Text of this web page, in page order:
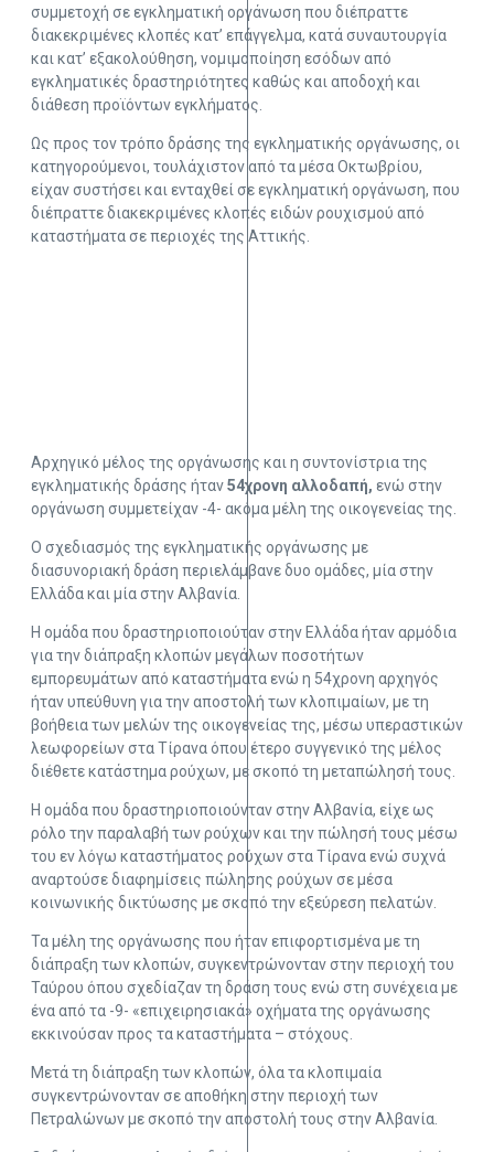
συμμετοχή σε εγκληματική οργάνωση που διέπραττε
διακεκριμένες κλοπές κατ’ επάγγελμα, κατά συναυτουργία
και κατ’ εξακολούθηση, νομιμοποίηση εσόδων από
εγκληματικές δραστηριότητες καθώς και αποδοχή και
διάθεση προϊόντων εγκλήματος.
Ως προς τον τρόπο δράσης της εγκληματικής οργάνωσης, οι
κατηγορούμενοι, τουλάχιστον από τα μέσα Οκτωβρίου,
είχαν συστήσει και ενταχθεί σε εγκληματική οργάνωση, που
διέπραττε διακεκριμένες κλοπές ειδών ρουχισμού από
καταστήματα σε περιοχές της Αττικής.
Αρχηγικό μέλος της οργάνωσης και η συντονίστρια της
εγκληματικής δράσης ήταν54χρονη αλλοδαπή, ενώ στην
οργάνωση συμμετείχαν -4- ακόμα μέλη της οικογενείας της.
Ο σχεδιασμός της εγκληματικής οργάνωσης με
διασυνοριακή δράση περιελάμβανε δυο ομάδες, μία στην
Ελλάδα και μία στην Αλβανία.
Η ομάδα που δραστηριοποιούταν στην Ελλάδα ήταν αρμόδια
για την διάπραξη κλοπών μεγάλων ποσοτήτων
εμπορευμάτων από καταστήματα ενώ η 54χρονη αρχηγός
ήταν υπεύθυνη για την αποστολή των κλοπιμαίων, με τη
βοήθεια των μελών της οικογενείας της, μέσω υπεραστικών
λεωφορείων στα Τίρανα όπου έτερο συγγενικό της μέλος
διέθετε κατάστημα ρούχων, με σκοπό τη μεταπώλησή τους.
Η ομάδα που δραστηριοποιούνταν στην Αλβανία, είχε ως
ρόλο την παραλαβή των ρούχων και την πώλησή τους μέσω
του εν λόγω καταστήματος ρούχων στα Τίρανα ενώ συχνά
αναρτούσε διαφημίσεις πώλησης ρούχων σε μέσα
κοινωνικής δικτύωσης με σκοπό την εξεύρεση πελατών.
Τα μέλη της οργάνωσης που ήταν επιφορτισμένα με τη
διάπραξη των κλοπών, συγκεντρώνονταν στην περιοχή του
Ταύρου όπου σχεδίαζαν τη δράση τους ενώ στη συνέχεια με
ένα από τα -9- «επιχειρησιακά» οχήματα της οργάνωσης
εκκινούσαν προς τα καταστήματα – στόχους.
Μετά τη διάπραξη των κλοπών, όλα τα κλοπιμαία
συγκεντρώνονταν σε αποθήκη στην περιοχή των
Πετραλώνων με σκοπό την αποστολή τους στην Αλβανία.